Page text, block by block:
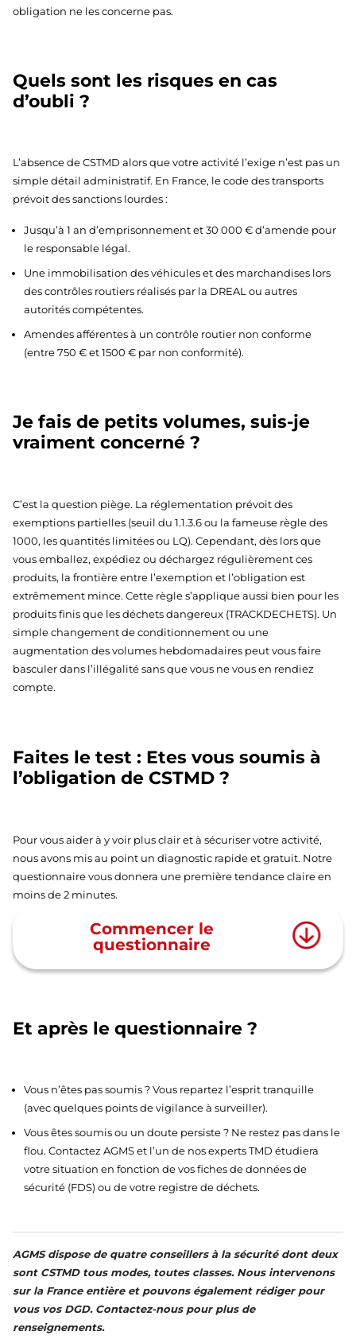
obligation ne les concerne pas.
Quels sont les risques en cas
d’oubli ?
L’absence de CSTMD alors que votre activité l’exige n’est pas un
simple détail administratif. En France, le code des transports
prévoit des sanctions lourdes :
Jusqu’à 1 an d’emprisonnement et 30 000 € d’amende pour
le responsable légal.
Une immobilisation des véhicules et des marchandises lors
des contrôles routiers réalisés par la DREAL ou autres
autorités compétentes.
Amendes afférentes à un contrôle routier non conforme
(entre 750 € et 1500 € par non conformité).
Je fais de petits volumes, suis-je
vraiment concerné ?
C’est la question piège. La réglementation prévoit des
exemptions partielles (seuil du 1.1.3.6 ou la fameuse règle des
1000, les quantités limitées ou LQ). Cependant, dès lors que
vous emballez, expédiez ou déchargez régulièrement ces
produits, la frontière entre l’exemption et l’obligation est
extrêmement mince. Cette règle s’applique aussi bien pour les
produits finis que les déchets dangereux (TRACKDECHETS). Un
simple changement de conditionnement ou une
augmentation des volumes hebdomadaires peut vous faire
basculer dans l’illégalité sans que vous ne vous en rendiez
compte.
Faites le test : Etes vous soumis à
l’obligation de CSTMD ?
Pour vous aider à y voir plus clair et à sécuriser votre activité,
nous avons mis au point un diagnostic rapide et gratuit. Notre
questionnaire vous donnera une première tendance claire en
moins de 2 minutes.
Commencer le
questionnaire
Et après le questionnaire ?
Vous n’êtes pas soumis ? Vous repartez l’esprit tranquille
(avec quelques points de vigilance à surveiller).
Vous êtes soumis ou un doute persiste ? Ne restez pas dans le
flou. Contactez AGMS et l’un de nos experts TMD étudiera
votre situation en fonction de vos fiches de données de
sécurité (FDS) ou de votre registre de déchets.
AGMS dispose de quatre conseillers à la sécurité dont deux
sont CSTMD tous modes, toutes classes. Nous intervenons
sur la France entière et pouvons également rédiger pour
vous vos DGD. Contactez-nous pour plus de
renseignements.